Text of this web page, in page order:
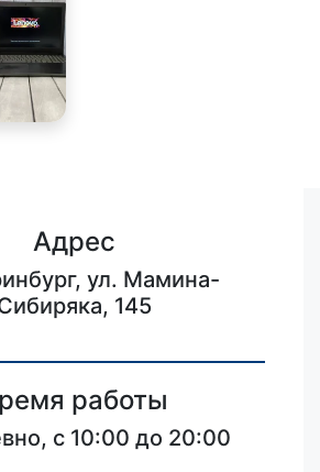
Адрес
ул. Мамина-
145
работы
с 10:00 до 20:00